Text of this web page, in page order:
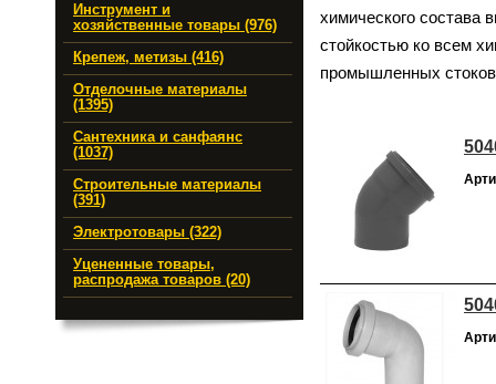
Инструмент и
хозяйственные товары (976)
Крепеж, метизы (416)
Отделочные материалы
(1395)
Сантехника и санфаянс
(1037)
Строительные материалы
(391)
Электротовары (322)
Уцененные товары,
распродажа товаров (20)
химического состава
стойкостью ко всем
промышленных